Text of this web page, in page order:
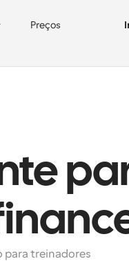
Preços
para treinadores